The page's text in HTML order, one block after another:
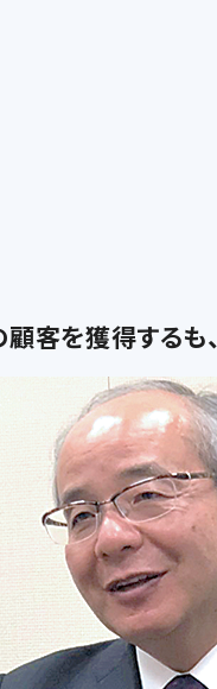
客を獲得するも